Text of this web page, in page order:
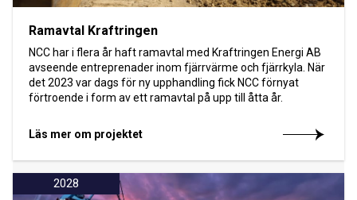
Ramavtal Kraftringen
NCC har i flera år haft ramavtal med Kraftringen Energi AB
avseende entreprenader inom fjärrvärme och fjärrkyla. När
det 2023 var dags för ny upphandling fick NCC förnyat
förtroende i form av ett ramavtal på upp till åtta år.
Läs mer om projektet
2028